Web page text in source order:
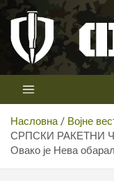
Скип
цонтент
Први војни канал у
Насловна
Војне
СРПСКИ РАКЕТНИ
Овако је Нева